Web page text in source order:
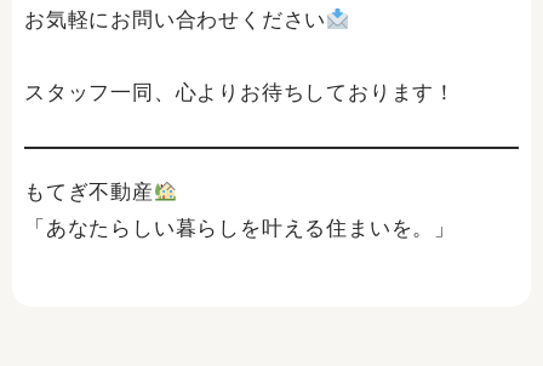
お気軽にお問い合わせください
スタッフ一同、心よりお待ちしております！
もてぎ不動産
「あなたらしい暮らしを叶える住まいを。」